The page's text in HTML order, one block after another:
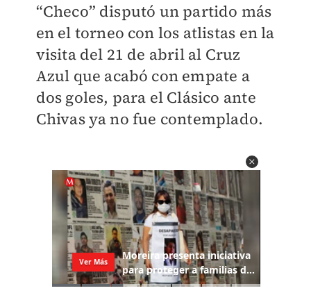
“Checo” disputó un partido más
en el torneo con los atlistas en la
visita del 21 de abril al Cruz
Azul que acabó con empate a
dos goles, para el Clásico ante
Chivas ya no fue contemplado.